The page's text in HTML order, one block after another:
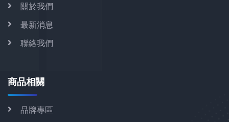
關於我們
最新消息
聯絡我們
商品相關
品牌專區